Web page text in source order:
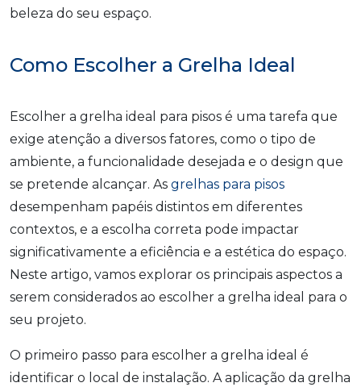
beleza do seu espaço.
Como Escolher a Grelha Ideal
Escolher a grelha ideal para pisos é uma tarefa que
exige atenção a diversos fatores, como o tipo de
ambiente, a funcionalidade desejada e o design que
se pretende alcançar. As grelhas para pisos
desempenham papéis distintos em diferentes
contextos, e a escolha correta pode impactar
significativamente a eficiência e a estética do espaço.
Neste artigo, vamos explorar os principais aspectos a
serem considerados ao escolher a grelha ideal para o
seu projeto.
O primeiro passo para escolher a grelha ideal é
identificar o local de instalação. A aplicação da grelha